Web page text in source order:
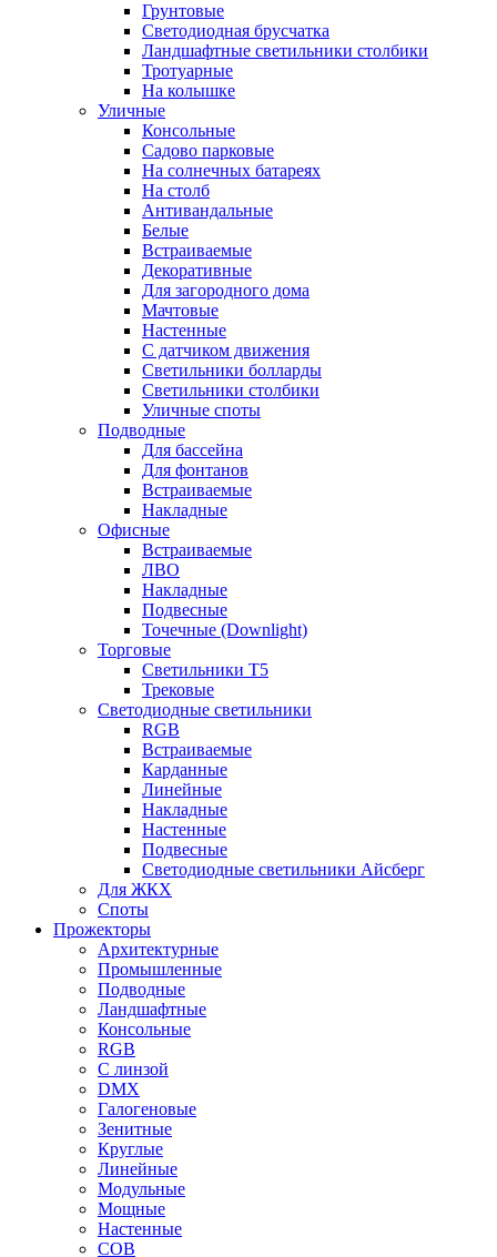
Грунтовые
Светодиодная брусчатка
Ландшафтные светильники столбики
Тротуарные
На колышке
Уличные
Консольные
Садово парковые
На солнечных батареях
На столб
Антивандальные
Белые
Встраиваемые
Декоративные
Для загородного дома
Мачтовые
Настенные
С датчиком движения
Светильники болларды
Светильники столбики
Уличные споты
Подводные
Для бассейна
Для фонтанов
Встраиваемые
Накладные
Офисные
Встраиваемые
ЛВО
Накладные
Подвесные
Точечные (Downlight)
Торговые
Светильники Т5
Трековые
Светодиодные светильники
RGB
Встраиваемые
Карданные
Линейные
Накладные
Настенные
Подвесные
Светодиодные светильники Айсберг
Для ЖКХ
Споты
Прожекторы
Архитектурные
Промышленные
Подводные
Ландшафтные
Консольные
RGB
С линзой
DMX
Галогеновые
Зенитные
Круглые
Линейные
Модульные
Мощные
Настенные
COB